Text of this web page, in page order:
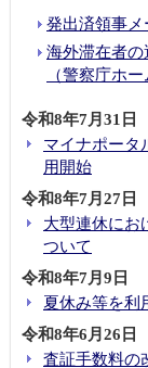
発出済領事メ
海外滞在者の
（警察庁ホー
令和8年7月31日
マイナポータ
用開始
令和8年7月27日
大型連休にお
ついて
令和8年7月9日
夏休み等を利
令和8年6月26日
査証手数料の